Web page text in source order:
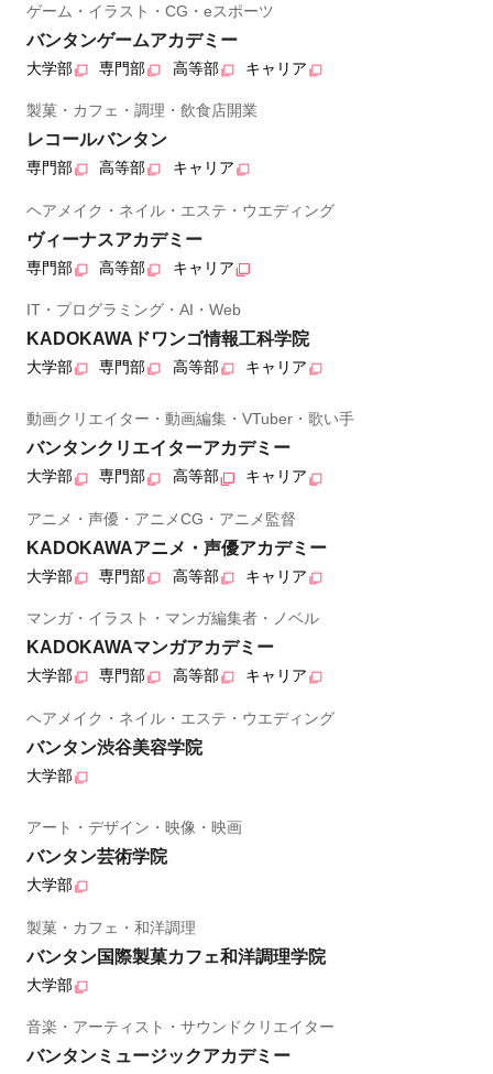
ゲーム・イラスト・CG・eスポーツ
バンタンゲームアカデミー
大学部 専門部 高等部 キャリア
製菓・カフェ・調理・飲食店開業
レコールバンタン
専門部 高等部 キャリア
ヘアメイク・ネイル・エステ・ウエディング
ヴィーナスアカデミー
専門部 高等部 キャリア
IT・プログラミング・AI・Web
KADOKAWAドワンゴ情報工科学院
大学部 専門部 高等部 キャリア
動画クリエイター・動画編集・VTuber・歌い手
バンタンクリエイターアカデミー
大学部 専門部 高等部 キャリア
アニメ・声優・アニメCG・アニメ監督
KADOKAWAアニメ・声優アカデミー
大学部 専門部 高等部 キャリア
マンガ・イラスト・マンガ編集者・ノベル
KADOKAWAマンガアカデミー
大学部 専門部 高等部 キャリア
ヘアメイク・ネイル・エステ・ウエディング
バンタン渋谷美容学院
大学部
アート・デザイン・映像・映画
バンタン芸術学院
大学部
製菓・カフェ・和洋調理
バンタン国際製菓カフェ和洋調理学院
大学部
音楽・アーティスト・サウンドクリエイター
バンタンミュージックアカデミー